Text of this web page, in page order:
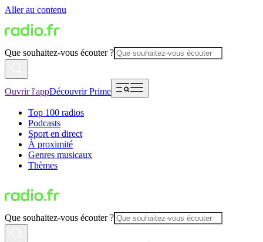
Aller au contenu
Que souhaitez-vous écouter ?
Ouvrir l'appDécouvrir Prime
Top 100 radios
Podcasts
Sport en direct
À proximité
Genres musicaux
Thèmes
Que souhaitez-vous écouter ?